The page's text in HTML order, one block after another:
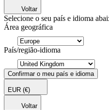
Voltar
Selecione o seu país e idioma
Área geográfica
País/região-idioma
Confirmar o meu país e idioma
EUR (€)
Voltar